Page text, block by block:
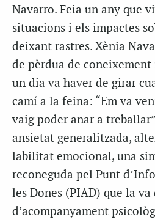
Navarro. Feia un any que
situacions i els impactes
deixant rastres. Xènia
de pèrdua de coneixement
un dia va haver de girar
camí a la feina: “Em va
vaig poder anar a
ansietat generalitzada,
labilitat emocional, una
reconeguda pel Punt
les Dones (PIAD) que la
d’acompanyament